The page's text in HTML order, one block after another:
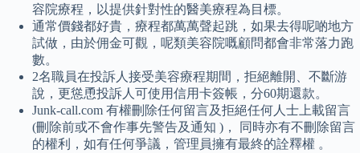
容院療程，以提供針對性的醫美療程為目標。
通常價錢都好貴，療程都萬萬聲起跳，如果去得呢啲地方
試做，由於佣金可觀，呢類美容院嘅顧問都會非常落力跑
數。
2名職員在投訴人接受美容療程期間，拒絕離開、不斷游
說，更慫恿投訴人可使用信用卡簽帳，分60期還款。
Junk-call.com 有權刪除任何留言及拒絕任何人士上載留言
(刪除前或不會作事先警告及通知 )， 同時亦有不刪除留言
的權利，如有任何爭議，管理員擁有最終的詮釋權 。